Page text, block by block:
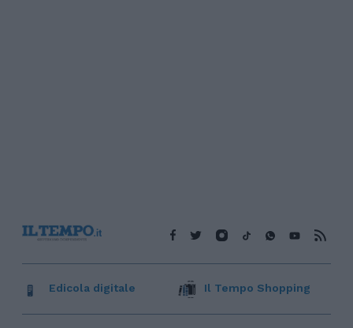
Edicola digitale Il Tempo Shopping